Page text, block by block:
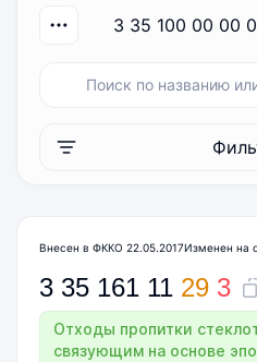
3 35 100 00 00 0
3 35 161 11 29 3
Внесен в ФККО 22.05.2017Изменен на
Отходы пропитки
связующим на основе